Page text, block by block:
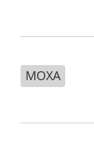
MOXA